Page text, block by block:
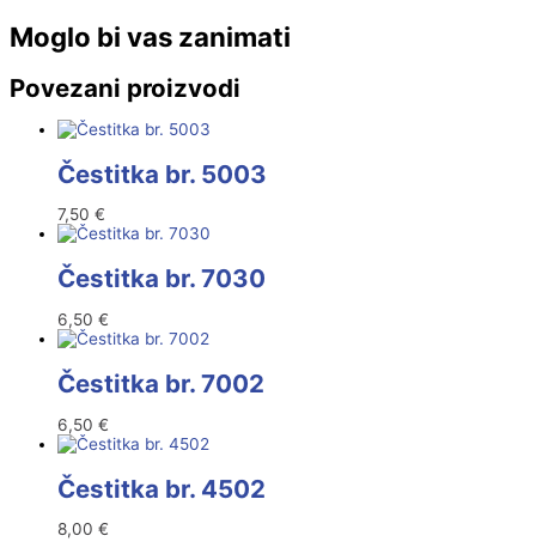
Moglo bi vas zanimati
Povezani proizvodi
Čestitka br. 5003
7,50 €
Čestitka br. 7030
6,50 €
Čestitka br. 7002
6,50 €
Čestitka br. 4502
8,00 €